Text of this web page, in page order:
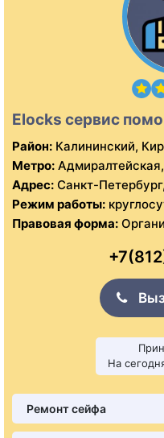
Elocks сервис
Район: Калининский,
Метро:
Адрес: Санкт-
Режим работы:
Правовая форма:
На
Ремонт сейфа